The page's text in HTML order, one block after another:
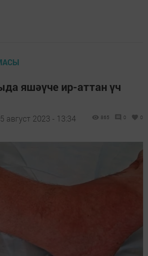
яшәүче ир-аттан үч
август 2023 - 13:34 865 0 0